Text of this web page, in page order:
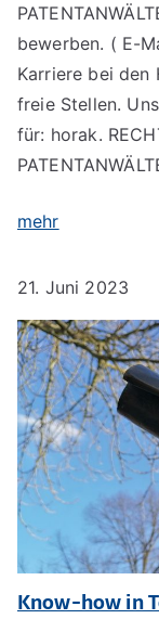
bewerben. ( E-
Karriere bei den
freie Stellen.
für: horak.
mehr
21. Juni 2023
Know-how in